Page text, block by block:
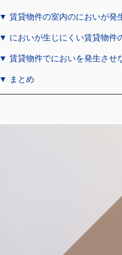
▼ 賃貸物件の室内のにおいが発
▼ においが生じにくい賃貸物件
▼ 賃貸物件でにおいを発生させ
▼ まとめ